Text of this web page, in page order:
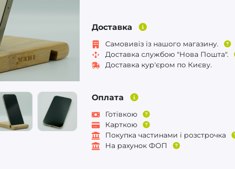
Доставка
Самовивіз із нашого магазину.
Доставка службою "Нова Пошта".
Доставка кур'єром по Києву.
Оплата
Готівкою
Карткою
Покупка частинами і розстрочка
На рахунок ФОП